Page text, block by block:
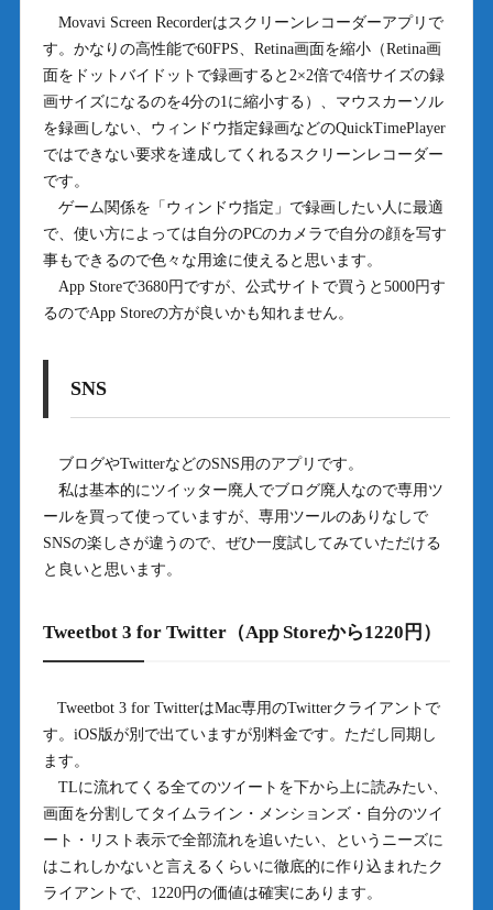
Movavi Screen Recorderはスクリーンレコーダーアプリで
す。かなりの高性能で60FPS、Retina画面を縮小（Retina画
面をドットバイドットで録画すると2×2倍で4倍サイズの録
画サイズになるのを4分の1に縮小する）、マウスカーソル
を録画しない、ウィンドウ指定録画などのQuickTimePlayer
ではできない要求を達成してくれるスクリーンレコーダー
です。
ゲーム関係を「ウィンドウ指定」で録画したい人に最適
で、使い方によっては自分のPCのカメラで自分の顔を写す
事もできるので色々な用途に使えると思います。
App Storeで3680円ですが、公式サイトで買うと5000円す
るのでApp Storeの方が良いかも知れません。
SNS
ブログやTwitterなどのSNS用のアプリです。
私は基本的にツイッター廃人でブログ廃人なので専用ツ
ールを買って使っていますが、専用ツールのありなしで
SNSの楽しさが違うので、ぜひ一度試してみていただける
と良いと思います。
Tweetbot 3 for Twitter（App Storeから1220円）
Tweetbot 3 for TwitterはMac専用のTwitterクライアントで
す。iOS版が別で出ていますが別料金です。ただし同期し
ます。
TLに流れてくる全てのツイートを下から上に読みたい、
画面を分割してタイムライン・メンションズ・自分のツイ
ート・リスト表示で全部流れを追いたい、というニーズに
はこれしかないと言えるくらいに徹底的に作り込まれたク
ライアントで、1220円の価値は確実にあります。